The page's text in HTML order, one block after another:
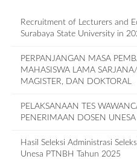
Recruitment of Lecturers and
Surabaya State University in
PERPANJANGAN MASA
MAHASISWA LAMA
MAGISTER, DAN DOKTORAL
PELAKSANAAN TES
PENERIMAAN DOSEN
Hasil Seleksi Administrasi
Unesa PTNBH Tahun 2025